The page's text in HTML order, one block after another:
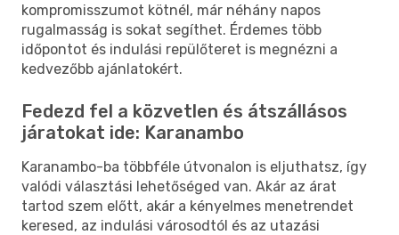
kompromisszumot kötnél, már néhány napos
rugalmasság is sokat segíthet. Érdemes több
időpontot és indulási repülőteret is megnézni a
kedvezőbb ajánlatokért.
Fedezd fel a közvetlen és átszállásos
járatokat ide: Karanambo
Karanambo-ba többféle útvonalon is eljuthatsz, így
valódi választási lehetőséged van. Akár az árat
tartod szem előtt, akár a kényelmes menetrendet
keresed, az indulási városodtól és az utazási